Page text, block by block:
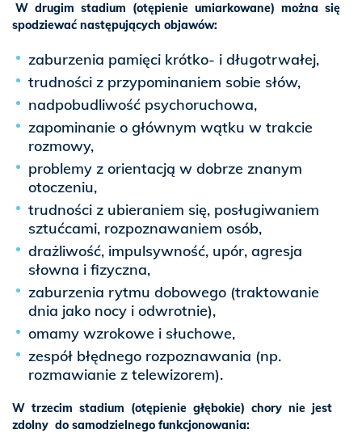
W drugim stadium (otępienie umiarkowane) można się
spodziewać następujących objawów:
zaburzenia pamięci krótko- i długotrwałej,
trudności z przypominaniem sobie słów,
nadpobudliwość psychoruchowa,
zapominanie o głównym wątku w trakcie
rozmowy,
problemy z orientacją w dobrze znanym
otoczeniu,
trudności z ubieraniem się, posługiwaniem
sztućcami, rozpoznawaniem osób,
drażliwość, impulsywność, upór, agresja
słowna i fizyczna,
zaburzenia rytmu dobowego (traktowanie
dnia jako nocy i odwrotnie),
omamy wzrokowe i słuchowe,
zespół błędnego rozpoznawania (np.
rozmawianie z telewizorem).
W trzecim stadium (otępienie głębokie) chory nie jest
zdolny do samodzielnego funkcjonowania: